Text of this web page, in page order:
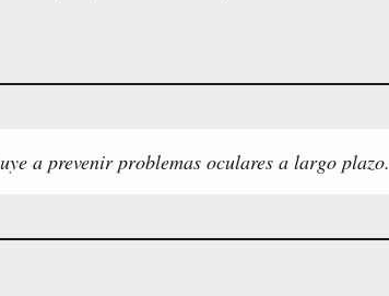
a prevenir problemas oculares a largo plazo.